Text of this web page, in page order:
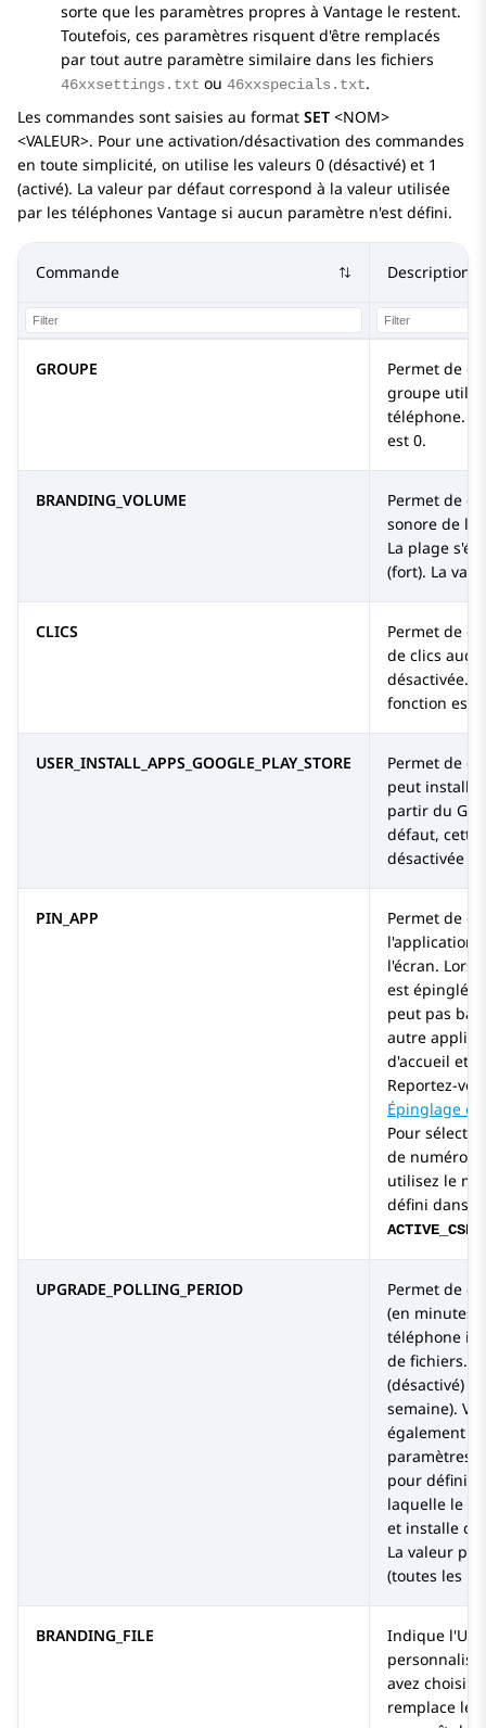
sorte que les paramètres propres à Vantage le restent.
Toutefois, ces paramètres risquent d'être remplacés
par tout autre paramètre similaire dans les fichiers
46xxsettings.txt ou 46xxspecials.txt.
Les commandes sont saisies au format SET <NOM>
<VALEUR>. Pour une activation/désactivation des commandes
en toute simplicité, on utilise les valeurs 0 (désactivé) et 1
(activé). La valeur par défaut correspond à la valeur utilisée
par les téléphones Vantage si aucun paramètre n'est défini.
Commande Description
GROUPE
Permet de
groupe
téléphone.
est 0.
BRANDING_VOLUME
Permet de
sonore de la
La plage
(fort). La
CLICS
Permet de
de clics
désactivée.
fonction est
USER_INSTALL_APPS_GOOGLE_PLAY_STORE
Permet de
peut
partir du
défaut, cette
désactivée
PIN_APP
Permet de
l'application
l'écran.
est
peut pas
autre
d'accueil et
Reportez-
Épinglage
Pour
de
utilisez le
défini dans
UPGRADE_POLLING_PERIOD
Permet de
(en minutes)
téléphone
de fichiers.
(désactivé) à
semaine).
également
paramètres
pour définir
laquelle le
et installe de
La valeur
(toutes les
BRANDING_FILE
Indique
avez choisi
remplace le